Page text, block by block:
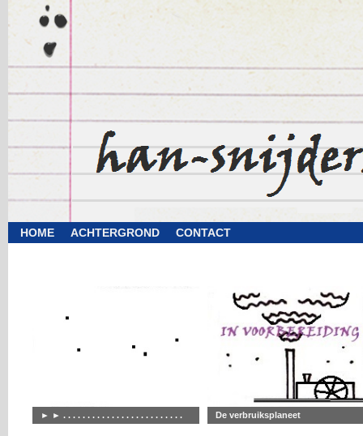
HOME ACHTERGROND CONTACT
► ► . . . . . . . . . . . . . . . . . . . . . . . . . De verbruiksplaneet